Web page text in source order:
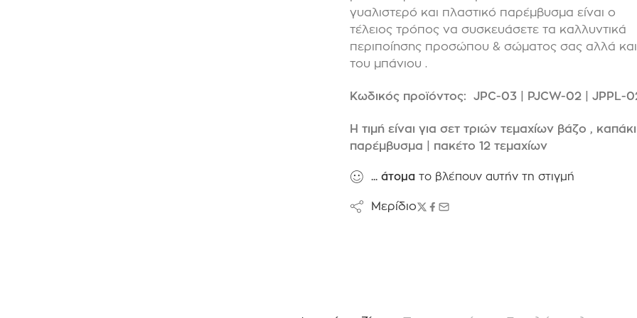
γυαλιστερό και πλαστικό παρέμβυσμα είναι ο
τέλειος τρόπος να συσκευάσετε τα καλλυντικά
περιποίησης προσώπου & σώματος σας αλλά και
του μπάνιου .
Κωδικός προϊόντος: JPC-03 | PJCW-02 | JPPL-
Η τιμή είναι για σετ τριών τεμαχίων βάζο ,
παρέμβυσμα | πακέτο 12 τεμαχίων
... άτομα το βλέπουν αυτήν τη στιγμή
Μερίδιο